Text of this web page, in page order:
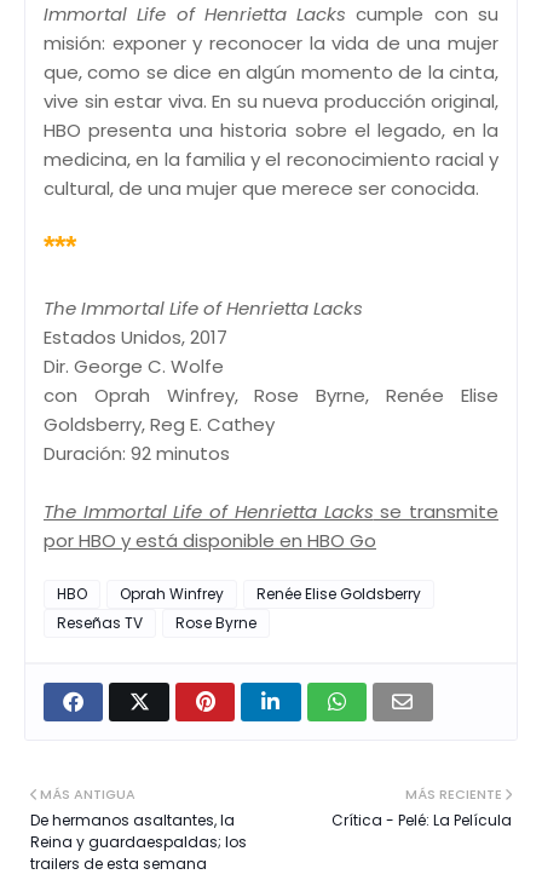
Immortal Life of Henrietta Lacks cumple con su
misión: exponer y reconocer la vida de una mujer
que, como se dice en algún momento de la cinta,
vive sin estar viva. En su nueva producción original,
HBO presenta una historia sobre el legado, en la
medicina, en la familia y el reconocimiento racial y
cultural, de una mujer que merece ser conocida.
***
The Immortal Life of Henrietta Lacks
Estados Unidos, 2017
Dir. George C. Wolfe
con Oprah Winfrey, Rose Byrne, Renée Elise
Goldsberry, Reg E. Cathey
Duración: 92 minutos
The Immortal Life of Henrietta Lacks se transmite
por HBO y está disponible en HBO Go
HBO Oprah Winfrey
Renée Elise Goldsberry
Reseñas TV
Rose Byrne
MÁS RECIENTE
Crítica - Pelé: La Película
MÁS ANTIGUA
De hermanos asaltantes, la
Reina y guardaespaldas; los
trailers de esta semana